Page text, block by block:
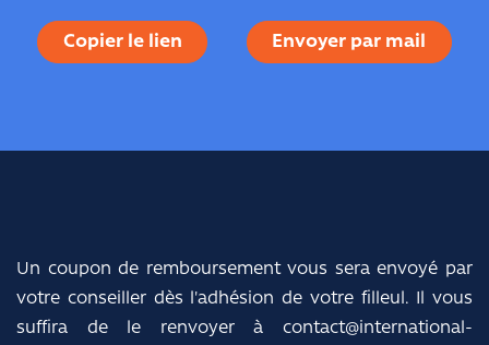
Copier le lien Envoyer par mail
Un coupon de remboursement vous sera envoyé par
votre conseiller dès l'adhésion de votre filleul. Il vous
suffira de le renvoyer à contact@international-